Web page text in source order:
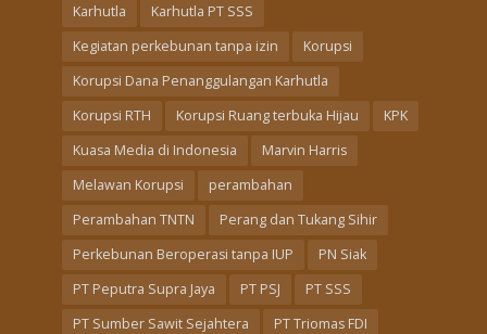
Karhutla
Karhutla PT SSS
Kegiatan perkebunan tanpa izin
Korupsi
Korupsi Dana Penanggulangan Karhutla
Korupsi RTH
Korupsi Ruang terbuka Hijau
KPK
Kuasa Media di Indonesia
Marvin Harris
Melawan Korupsi
perambahan
Perambahan TNTN
Perang dan Tukang Sihir
Perkebunan Beroperasi tanpa IUP
PN Siak
PT Peputra Supra Jaya
PT PSJ
PT SSS
PT Sumber Sawit Sejahtera
PT Triomas FDI